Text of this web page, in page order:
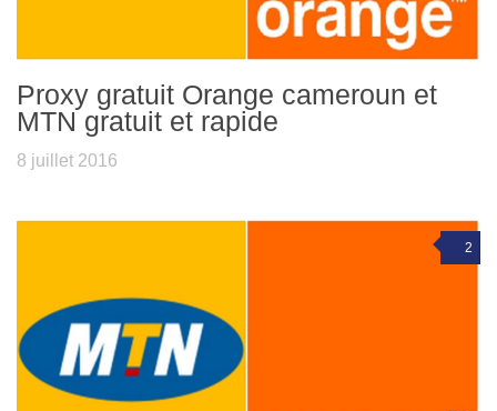
Proxy gratuit Orange cameroun et
MTN gratuit et rapide
8 juillet 2016
2